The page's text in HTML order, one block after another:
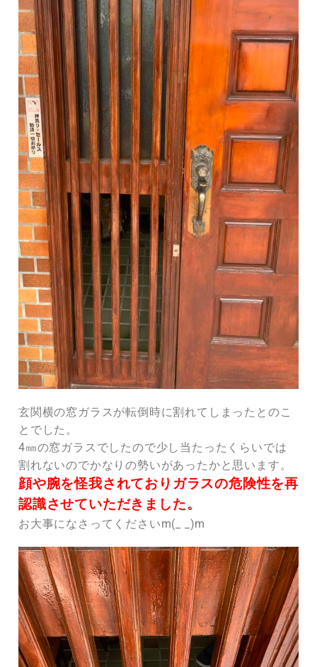
玄関横の窓ガラスが転倒時に割れてしまったとのこ
とでした。
4㎜の窓ガラスでしたので少し当たったくらいでは
割れないのでかなりの勢いがあったかと思います。
顔や腕を怪我されておりガラスの危険性を再
認識させていただきました。
お大事になさってくださいm(_ _)m